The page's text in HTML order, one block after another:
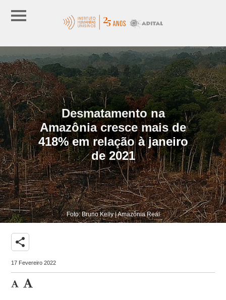
Desmatamento na
Amazônia cresce mais de
418% em relação à janeiro
de 2021
Foto: Bruno Kelly | Amazônia Real
share
17 Fevereiro 2022